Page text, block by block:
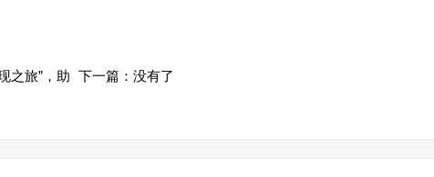
之旅”，助 下一篇：没有了